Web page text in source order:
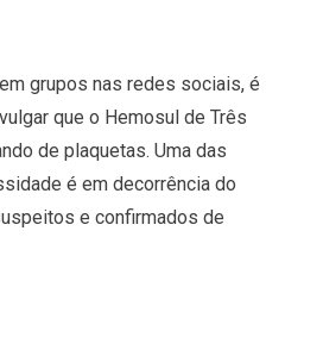
grupos nas redes sociais, é
que o Hemosul de Três
de plaquetas. Uma das
é em decorrência do
e confirmados de